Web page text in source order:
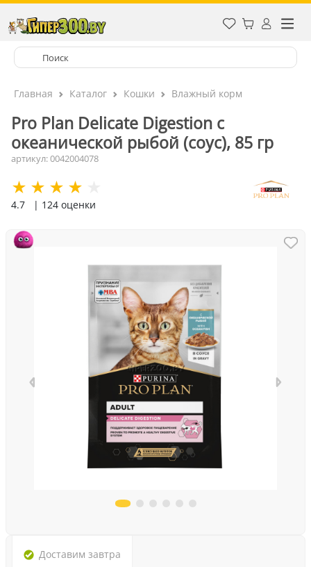
Главная Каталог Кошки Влажный корм
Pro Plan Delicate Digestion с
океанической рыбой (соус), 85 гр
артикул: 0042004078
4.7 | 124 оценки
Доставим завтра